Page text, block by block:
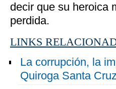
decir que su heroica
perdida.
LINKS
La corrupción, la
Quiroga Santa Cruz